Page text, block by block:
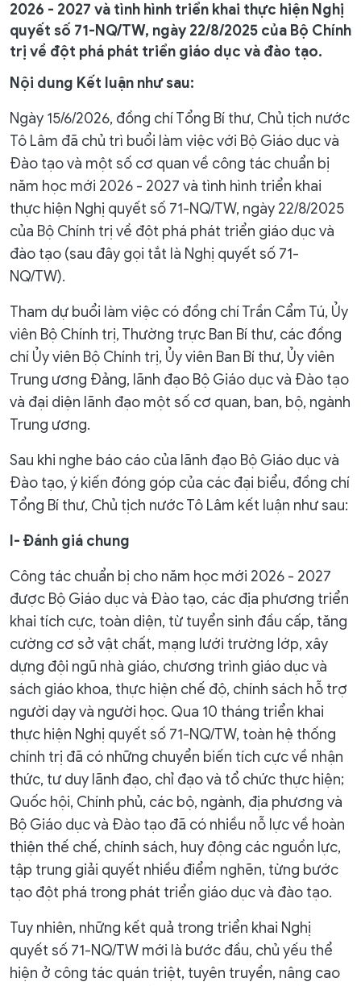
2026 - 2027 và tình hình triển khai thực hiện Nghị
quyết số 71-NQ/TW, ngày 22/8/2025 của Bộ Chính
trị về đột phá phát triển giáo dục và đào tạo.
Nội dung Kết luận như sau:
Ngày 15/6/2026, đồng chí Tổng Bí thư, Chủ tịch nước
Tô Lâm đã chủ trì buổi làm việc với Bộ Giáo dục và
Đào tạo và một số cơ quan về công tác chuẩn bị
năm học mới 2026 - 2027 và tình hình triển khai
thực hiện Nghị quyết số 71-NQ/TW, ngày 22/8/2025
của Bộ Chính trị về đột phá phát triển giáo dục và
đào tạo (sau đây gọi tắt là Nghị quyết số 71-
NQ/TW).
Tham dự buổi làm việc có đồng chí Trần Cẩm Tú, Ủy
viên Bộ Chính trị, Thường trực Ban Bí thư, các đồng
chí Ủy viên Bộ Chính trị, Ủy viên Ban Bí thư, Ủy viên
Trung ương Đảng, lãnh đạo Bộ Giáo dục và Đào tạo
và đại diện lãnh đạo một số cơ quan, ban, bộ, ngành
Trung ương.
Sau khi nghe báo cáo của lãnh đạo Bộ Giáo dục và
Đào tạo, ý kiến đóng góp của các đại biểu, đồng chí
Tổng Bí thư, Chủ tịch nước Tô Lâm kết luận như sau:
I- Đánh giá chung
Công tác chuẩn bị cho năm học mới 2026 - 2027
được Bộ Giáo dục và Đào tạo, các địa phương triển
khai tích cực, toàn diện, từ tuyển sinh đầu cấp, tăng
cường cơ sở vật chất, mạng lưới trường lớp, xây
dựng đội ngũ nhà giáo, chương trình giáo dục và
sách giáo khoa, thực hiện chế độ, chính sách hỗ trợ
người dạy và người học. Qua 10 tháng triển khai
thực hiện Nghị quyết số 71-NQ/TW, toàn hệ thống
chính trị đã có những chuyển biến tích cực về nhận
thức, tư duy lãnh đạo, chỉ đạo và tổ chức thực hiện;
Quốc hội, Chính phủ, các bộ, ngành, địa phương và
Bộ Giáo dục và Đào tạo đã có nhiều nỗ lực về hoàn
thiện thế chế, chính sách, huy động các nguồn lực,
tập trung giải quyết nhiều điểm nghẽn, từng bước
tạo đột phá trong phát triển giáo dục và đào tạo.
Tuy nhiên, những kết quả trong triển khai Nghị
quyết số 71-NQ/TW mới là bước đầu, chủ yếu thể
hiện ở công tác quán triệt, tuyên truyền, nâng cao